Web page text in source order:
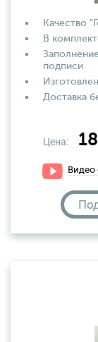
Качество
В
подписи
Доставка
Цена:
Видео